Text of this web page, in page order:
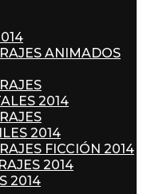
ANIMADOS
2014
2014
FICCIÓN 2014
2014
2014